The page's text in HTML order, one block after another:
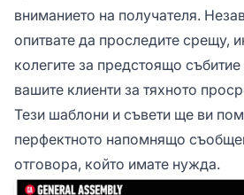
вниманието на получателя.
опитвате да проследите срещу,
колегите за предстоящо
вашите клиенти за тяхното
Тези шаблони и съвети ще ви
перфектното напомнящо
отговора, който имате нужда.